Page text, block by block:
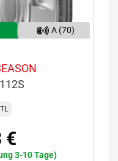
A (70)
TL
€
3-10 Tage)